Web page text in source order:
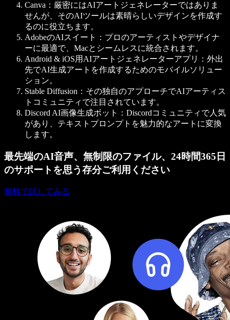
Canva ：厳密にはAIアートジェネレーターではありま
せんが、そのAIツールは素晴らしいデザインを作成す
るのに役立ちます。
AdobeのAIスイート
：プロのアーティストやデザイナ
ーに最適で、Macとシームレスに統合されます。
Android & iOS用AIアートジェネレーターアプリ
：外出
先でAI生成アートを作成するためのモバイルソリュー
ション。
Stable Diffusion ：その独自のアプローチでAIアーティス
トコミュニティで注目されています。
Discord AI画像生成ボット
：Discordコミュニティで人気
があり、テキストプロンプトを魅力的なアートに変換
します。
最先端のAI音声、無制限のファイル、24時間365日
のサポートを思う存分ご利用ください
無料で試してみる